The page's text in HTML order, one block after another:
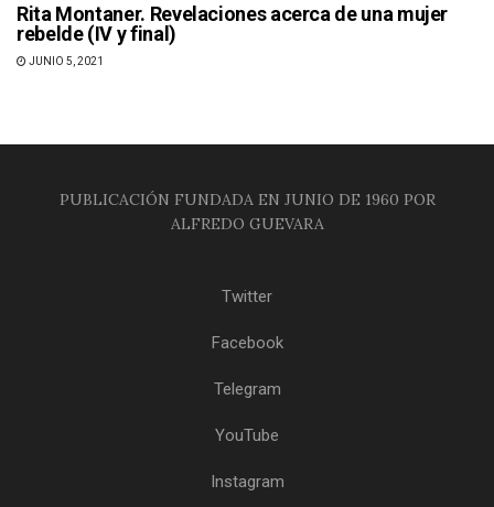
Rita Montaner. Revelaciones acerca de una mujer
rebelde (IV y final)
JUNIO 5, 2021
PUBLICACIÓN FUNDADA EN JUNIO DE 1960 POR
ALFREDO GUEVARA
Twitter
Facebook
Telegram
YouTube
Instagram